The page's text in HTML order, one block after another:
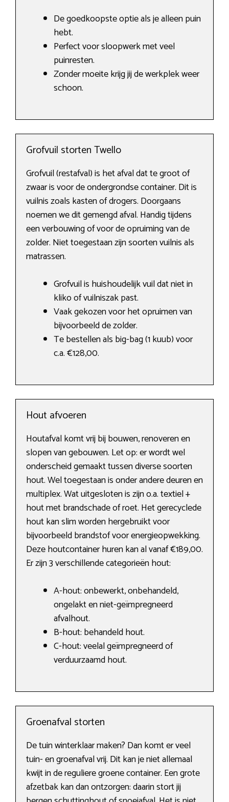
De goedkoopste optie als je alleen puin
hebt.
Perfect voor sloopwerk met veel
puinresten.
Zonder moeite krijg jij de werkplek weer
schoon.
Grofvuil storten Twello
Grofvuil (restafval) is het afval dat te groot of
zwaar is voor de ondergrondse container. Dit is
vuilnis zoals kasten of drogers. Doorgaans
noemen we dit gemengd afval. Handig tijdens
een verbouwing of voor de opruiming van de
zolder. Niet toegestaan zijn soorten vuilnis als
matrassen.
Grofvuil is huishoudelijk vuil dat niet in
kliko of vuilniszak past.
Vaak gekozen voor het opruimen van
bijvoorbeeld de zolder.
Te bestellen als big-bag (1 kuub) voor
c.a. €128,00.
Hout afvoeren
Houtafval komt vrij bij bouwen, renoveren en
slopen van gebouwen. Let op: er wordt wel
onderscheid gemaakt tussen diverse soorten
hout. Wel toegestaan is onder andere deuren en
multiplex. Wat uitgesloten is zijn o.a. textiel +
hout met brandschade of roet. Het gerecyclede
hout kan slim worden hergebruikt voor
bijvoorbeeld brandstof voor energieopwekking.
Deze houtcontainer huren kan al vanaf €189,00.
Er zijn 3 verschillende categorieën hout:
A-hout: onbewerkt, onbehandeld,
ongelakt en niet-geïmpregneerd
afvalhout.
B-hout: behandeld hout.
C-hout: veelal geïmpregneerd of
verduurzaamd hout.
Groenafval storten
De tuin winterklaar maken? Dan komt er veel
tuin- en groenafval vrij. Dit kan je niet allemaal
kwijt in de reguliere groene container. Een grote
afzetbak kan dan ontzorgen: daarin stort jij